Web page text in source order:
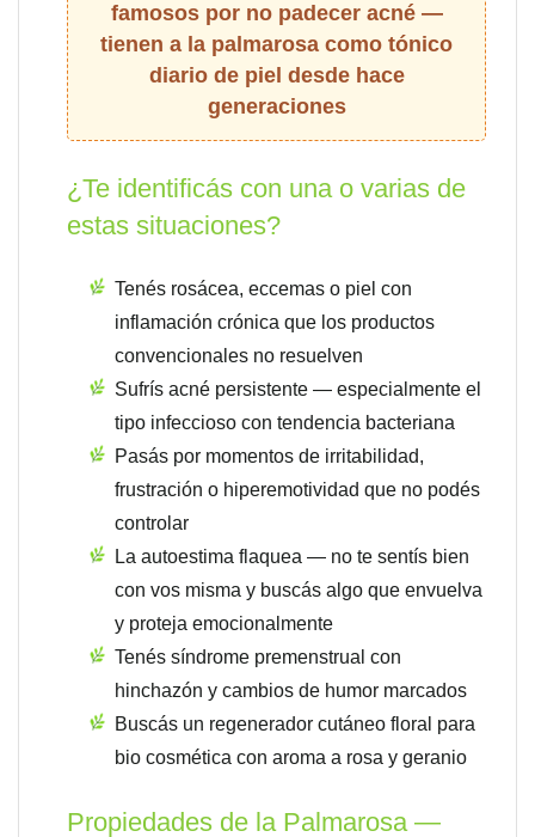
famosos por no padecer acné —
tienen a la palmarosa como tónico
diario de piel desde hace
generaciones
¿Te identificás con una o varias de
estas situaciones?
Tenés rosácea, eccemas o piel con
inflamación crónica que los productos
convencionales no resuelven
Sufrís acné persistente — especialmente el
tipo infeccioso con tendencia bacteriana
Pasás por momentos de irritabilidad,
frustración o hiperemotividad que no podés
controlar
La autoestima flaquea — no te sentís bien
con vos misma y buscás algo que envuelva
y proteja emocionalmente
Tenés síndrome premenstrual con
hinchazón y cambios de humor marcados
Buscás un regenerador cutáneo floral para
bio cosmética con aroma a rosa y geranio
Propiedades de la Palmarosa —